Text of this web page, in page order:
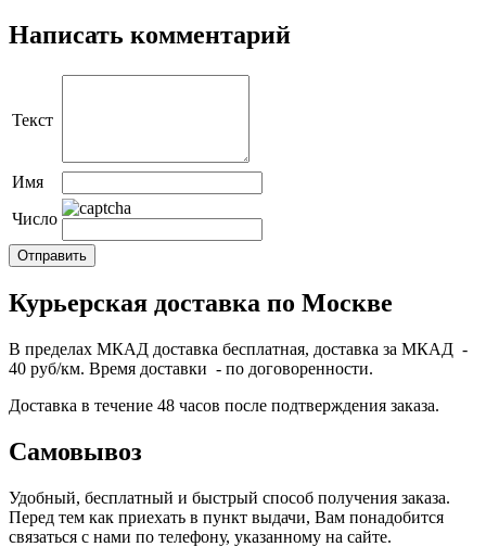
Написать комментарий
Текст
Имя
Число
Курьерская доставка по Москве
В пределах МКАД доставка бесплатная, доставка за МКАД -
40 руб/км. Время доставки - по договоренности.
Доставка в течение 48 часов после подтверждения заказа.
Самовывоз
Удобный, бесплатный и быстрый способ получения заказа.
Перед тем как приехать в пункт выдачи, Вам понадобится
связаться с нами по телефону, указанному на сайте.